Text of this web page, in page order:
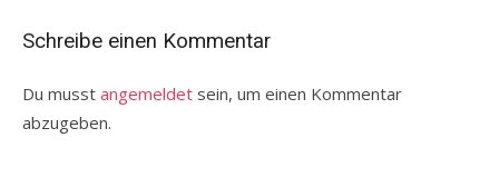
Schreibe einen Kommentar
Du musst angemeldet sein, um einen Kommentar
abzugeben.